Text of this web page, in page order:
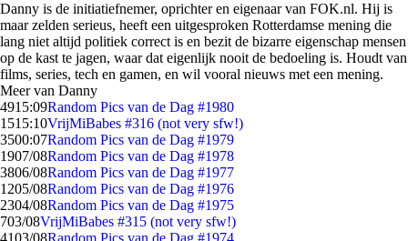
Danny is de initiatiefnemer, oprichter en eigenaar van FOK.nl. Hij is
maar zelden serieus, heeft een uitgesproken Rotterdamse mening die
lang niet altijd politiek correct is en bezit de bizarre eigenschap mensen
op de kast te jagen, waar dat eigenlijk nooit de bedoeling is. Houdt van
films, series, tech en gamen, en wil vooral nieuws met een mening.
Meer van Danny
4915:09Random Pics van de Dag #1980
1515:10VrijMiBabes #316 (not very sfw!)
3500:07Random Pics van de Dag #1979
1907/08Random Pics van de Dag #1978
3806/08Random Pics van de Dag #1977
1205/08Random Pics van de Dag #1976
2304/08Random Pics van de Dag #1975
703/08VrijMiBabes #315 (not very sfw!)
4103/08Random Pics van de Dag #1974